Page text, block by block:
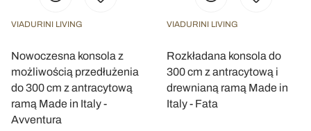
VIADURINI LIVING
Nowoczesna konsola z
możliwością przedłużenia
do 300 cm z antracytową
ramą Made in Italy -
Avventura
VIADURINI LIVING
Rozkładana konsola do
300 cm z antracytową i
drewnianą ramą Made in
Italy - Fata